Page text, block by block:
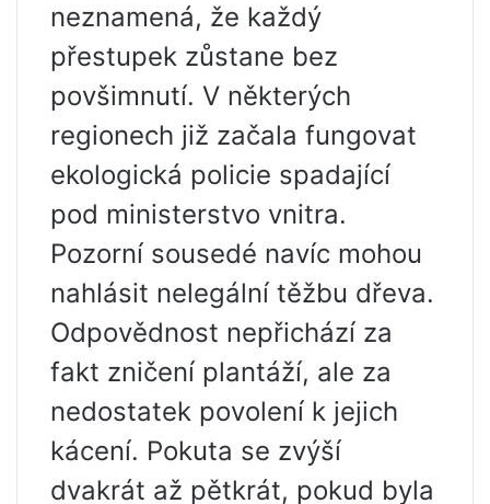
neznamená, že každý
přestupek zůstane bez
povšimnutí. V některých
regionech již začala fungovat
ekologická policie spadající
pod ministerstvo vnitra.
Pozorní sousedé navíc mohou
nahlásit nelegální těžbu dřeva.
Odpovědnost nepřichází za
fakt zničení plantáží, ale za
nedostatek povolení k jejich
kácení. Pokuta se zvýší
dvakrát až pětkrát, pokud byla